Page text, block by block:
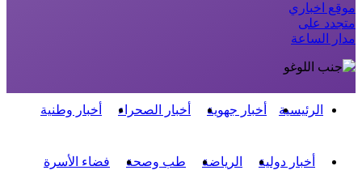
موقع اخباري
متجدد على
مدار الساعة
الرئيسية أخبار جهوية أخبار الصحراء أخبار وطنية
أخبار دولية الرياضة طب وصحة فضاء الأسرة